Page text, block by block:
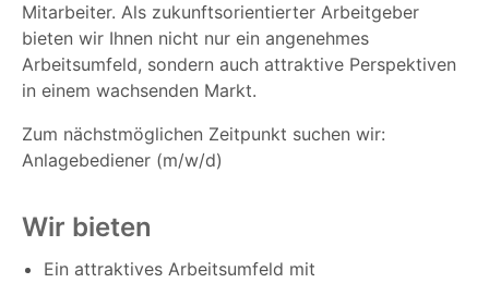
Mitarbeiter. Als zukunftsorientierter Arbeitgeber
bieten wir Ihnen nicht nur ein angenehmes
Arbeitsumfeld, sondern auch attraktive Perspektiven
in einem wachsenden Markt.
Zum nächstmöglichen Zeitpunkt suchen wir:
Anlagebediener (m/w/d)
Wir bieten
Ein attraktives Arbeitsumfeld mit